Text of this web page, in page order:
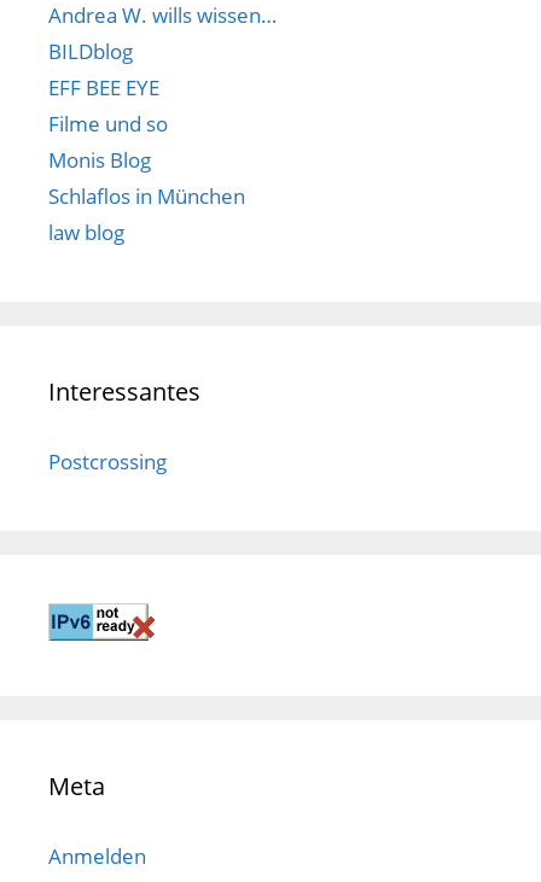
Andrea W. wills wissen…
BILDblog
EFF BEE EYE
Filme und so
Monis Blog
Schlaflos in München
law blog
Interessantes
Postcrossing
Meta
Anmelden